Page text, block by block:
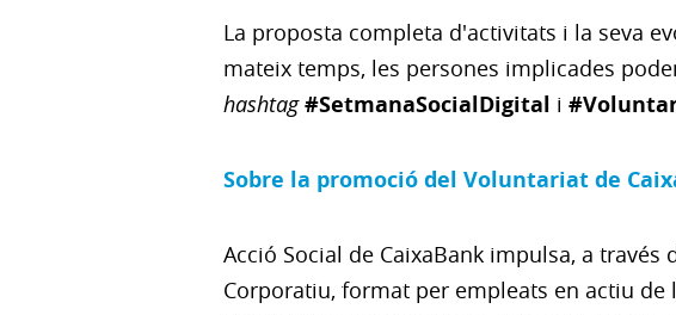
La proposta completa d'activitats i la seva
mateix temps, les persones implicades
hashtag #SetmanaSocialDigital i
Sobre la promoció del Voluntariat de
Acció Social de CaixaBank impulsa, a
Corporatiu, format per empleats en actiu de